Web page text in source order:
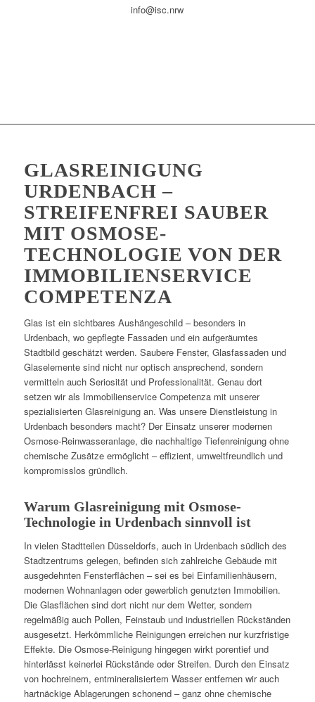
info@isc.nrw
GLASREINIGUNG
URDENBACH –
STREIFENFREI SAUBER
MIT OSMOSE-
TECHNOLOGIE VON DER
IMMOBILIENSERVICE
COMPETENZA
Glas ist ein sichtbares Aushängeschild – besonders in
Urdenbach, wo gepflegte Fassaden und ein aufgeräumtes
Stadtbild geschätzt werden. Saubere Fenster, Glasfassaden und
Glaselemente sind nicht nur optisch ansprechend, sondern
vermitteln auch Seriosität und Professionalität. Genau dort
setzen wir als Immobilienservice Competenza mit unserer
spezialisierten Glasreinigung an. Was unsere Dienstleistung in
Urdenbach besonders macht? Der Einsatz unserer modernen
Osmose-Reinwasseranlage, die nachhaltige Tiefenreinigung ohne
chemische Zusätze ermöglicht – effizient, umweltfreundlich und
kompromisslos gründlich.
Warum Glasreinigung mit Osmose-
Technologie in Urdenbach sinnvoll ist
In vielen Stadtteilen Düsseldorfs, auch in Urdenbach südlich des
Stadtzentrums gelegen, befinden sich zahlreiche Gebäude mit
ausgedehnten Fensterflächen – sei es bei Einfamilienhäusern,
modernen Wohnanlagen oder gewerblich genutzten Immobilien.
Die Glasflächen sind dort nicht nur dem Wetter, sondern
regelmäßig auch Pollen, Feinstaub und industriellen Rückständen
ausgesetzt. Herkömmliche Reinigungen erreichen nur kurzfristige
Effekte. Die Osmose-Reinigung hingegen wirkt porentief und
hinterlässt keinerlei Rückstände oder Streifen. Durch den Einsatz
von hochreinem, entmineralisiertem Wasser entfernen wir auch
hartnäckige Ablagerungen schonend – ganz ohne chemische